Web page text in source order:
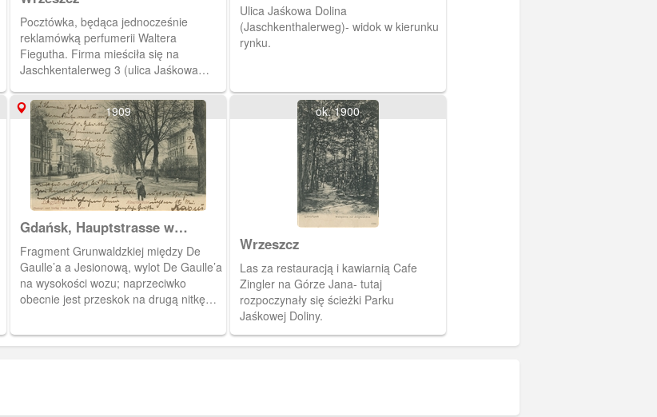
Pocztówka, będąca jednocześnie
reklamówką perfumerii Waltera
Fiegutha. Firma mieściła się na
Jaschkentalerweg 3 (ulica Jaśkowa
Ulica Jaśkowa Dolina
(Jaschkenthalerweg)- widok w kierunku
rynku.
1909
Gdańsk, Hauptstrasse w
kierunku Oliwy
Fragment Grunwaldzkiej między De
Gaulle’a a Jesionową, wylot De Gaulle’a
na wysokości wozu; naprzeciwko
obecnie jest przeskok na drugą nitkę
Ritterhof zwane Privetweg, gdzie
ok. 1900
Wrzeszcz
Las za restauracją i kawiarnią Cafe
Zingler na Górze Jana- tutaj
rozpoczynały się ścieżki Parku
Jaśkowej Doliny.